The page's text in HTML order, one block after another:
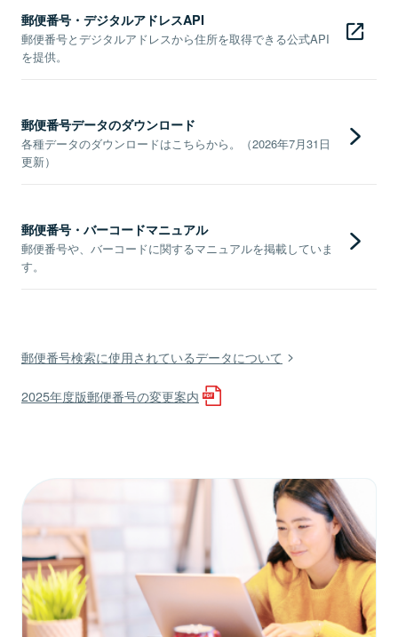
郵便番号・デジタルアドレスAPI
郵便番号とデジタルアドレスから住所を取得できる公式API
を提供。
郵便番号データのダウンロード
各種データのダウンロードはこちらから。（2026年7月31日
更新）
郵便番号・バーコードマニュアル
郵便番号や、バーコードに関するマニュアルを掲載していま
す。
郵便番号検索に使用されているデータについて
2025年度版郵便番号の変更案内